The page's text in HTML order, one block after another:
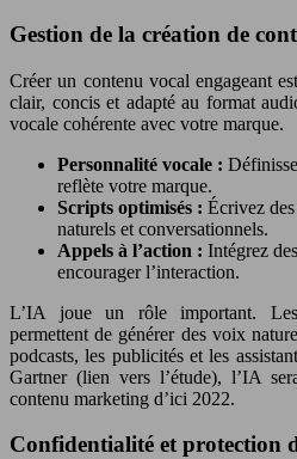
Gestion de la création de
Créer un contenu vocal engageant
clair, concis et adapté au format
vocale cohérente avec votre marque.
Personnalité vocale :
reflète votre marque.
Scripts optimisés : Écrivez
naturels et conversationnels.
Appels à l’action : Intégrez
encourager l’interaction.
L’IA joue un rôle important.
permettent de générer des voix
podcasts, les publicités et les
Gartner (lien vers l’étude), l’IA
contenu marketing d’ici 2022.
Confidentialité et protection